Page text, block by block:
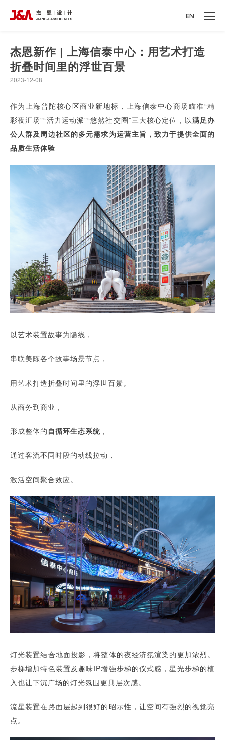
EN
杰恩新作 | 上海信泰中心：用艺术打造
折叠时间里的浮世百景
2023-12-08
作为上海普陀核心区商业新地标，上海信泰中心商场瞄准“精
彩夜汇场”“活力运动派”“悠然社交圈”三大核心定位，以满足办
公人群及周边社区的多元需求为运营主旨，致力于提供全面的
品质生活体验
以艺术装置故事为隐线，
串联美陈各个故事场景节点，
用艺术打造折叠时间里的浮世百景。
从商务到商业，
形成整体的 自循环生态系统 ，
通过客流不同时段的动线拉动，
激活空间聚合效应。
灯光装置结合地面投影，将整体的夜经济氛渲染的更加浓烈。
步梯增加特色装置及趣味IP增强步梯的仪式感，星光步梯的植
入也让下沉广场的灯光氛围更具层次感。
流星装置在路面层起到很好的昭示性，让空间有强烈的视觉亮
点。